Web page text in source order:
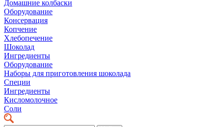
Домашние колбаски
Оборудование
Консервация
Копчение
Хлебопечение
Шоколад
Ингредиенты
Оборудование
Наборы для приготовления шоколада
Специи
Ингредиенты
Кисломолочное
Соли